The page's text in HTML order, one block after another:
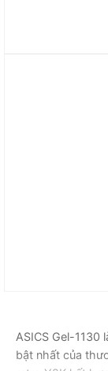
ASICS Gel-
bật nhất của